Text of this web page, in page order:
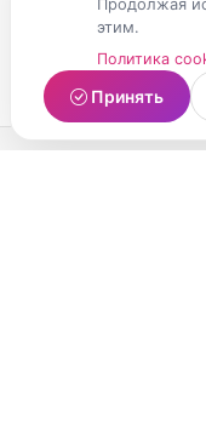
Продолжая
этим.
Политика
Принять